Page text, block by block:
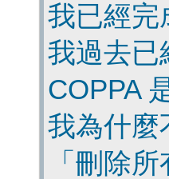
我已經完
我過去已
COPPA
我為什麼
「刪除